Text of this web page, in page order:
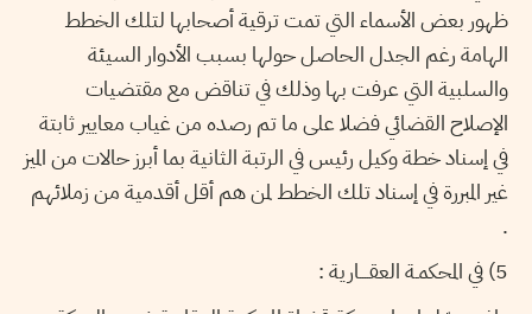
ظهور بعض الأسماء التي تمت ترقية أصحابها لتلك الخطط
الهامة رغم الجدل الحاصل حولها بسبب الأدوار السيئة
والسلبية التي عرفت بها وذلك في تناقض مع مقتضيات
الإصلاح القضائي فضلا على ما تم رصده من غياب معايير ثابتة
في إسناد خطة وكيل رئيس في الرتبة الثانية بما أبرز حالات من الميز
غير المبررة في إسناد تلك الخطط لمن هم أقل أقدمية من زملائهم
.
5) في المحكمـة العقــــارية :